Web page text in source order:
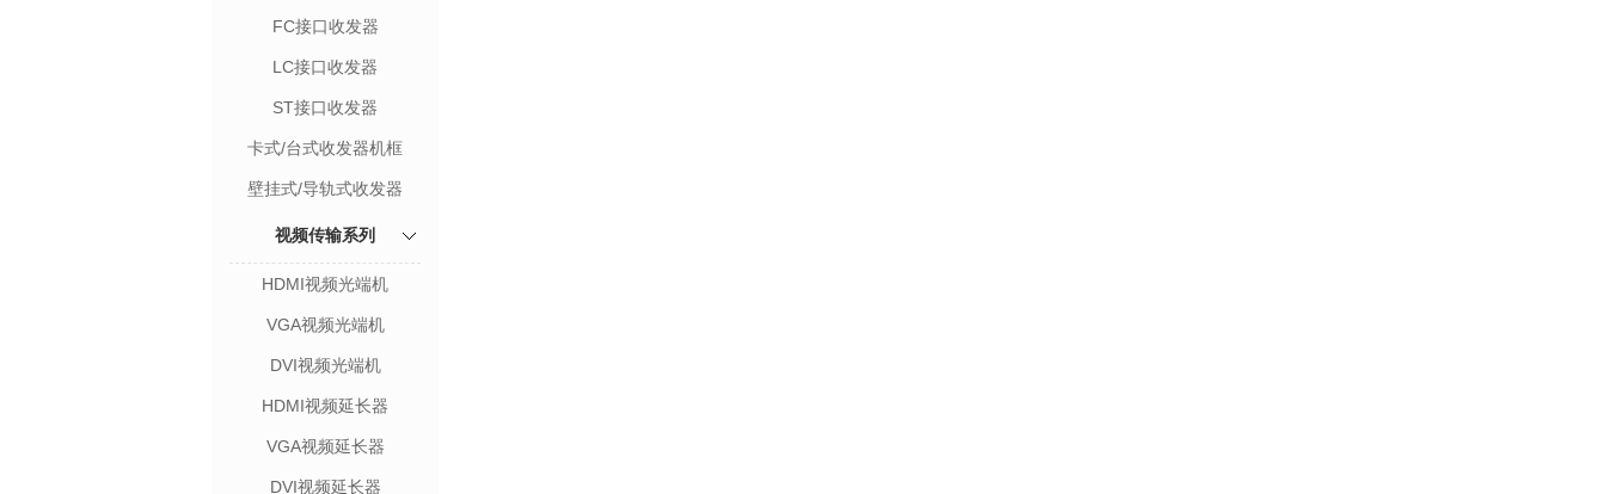
FC接口收发器
LC接口收发器
ST接口收发器
卡式/台式收发器机框
壁挂式/导轨式收发器
视频传输系列
HDMI视频光端机
VGA视频光端机
DVI视频光端机
HDMI视频延长器
VGA视频延长器
DVI视频延长器